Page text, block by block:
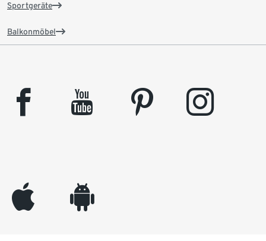
Sportgeräte
Balkonmöbel
facebook youtube pinterest instagram
appleinc android